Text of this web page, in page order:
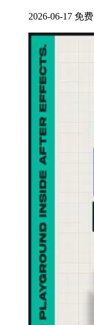
2026-06-17 免费